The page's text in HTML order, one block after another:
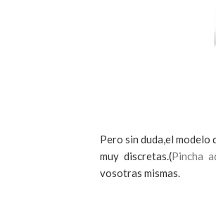
Pero sin duda,el modelo
muy discretas.(Pincha
vosotras mismas.